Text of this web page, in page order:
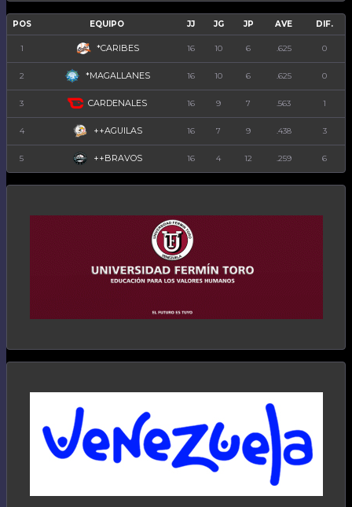
POS EQUIPO JJ JG JP AVE DIF.
1 *CARIBES 16 10 6 .625 0
2 *MAGALLANES 16 10 6 .625 0
3 CARDENALES 16 9 7 .563 1
4 ++AGUILAS 16 7 9 .438 3
5 ++BRAVOS 16 4 12 .259 6